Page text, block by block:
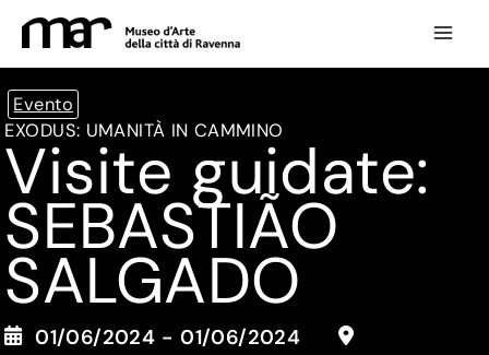
contenuto
Evento
EXODUS: UMANITÀ IN CAMMINO
Visite guidate:
SEBASTIÃO
SALGADO
01/06/2024 - 01/06/2024